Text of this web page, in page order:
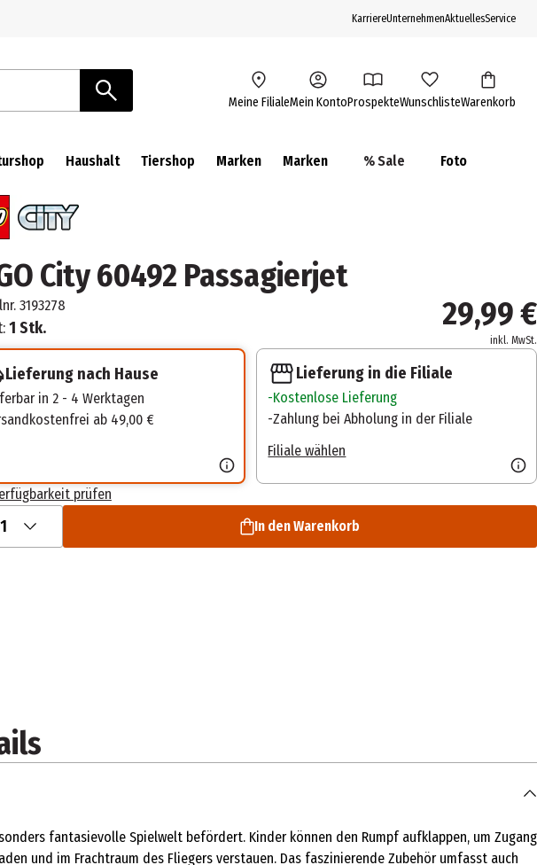
KarriereUnternehmenAktuellesService
Meine FilialeMein KontoProspekteWunschlisteWarenkorb
Haushalt Tiershop Marken Marken % Sale Foto
City 60492 Passagierjet
3193278
1 Stk. 29,99 €
inkl. MwSt.
Lieferung nach Hause
in 2 - 4 Werktagen
ab 49,00 €
Lieferung in die Filiale
Kostenlose Lieferung
Zahlung bei Abholung in der Filiale
Filiale wählen
prüfen
1 In den Warenkorb
fantasievolle Spielwelt befördert. Kinder können den Rumpf aufklappen, um Zugang
und im Frachtraum des Fliegers verstauen. Das faszinierende Zubehör umfasst auch